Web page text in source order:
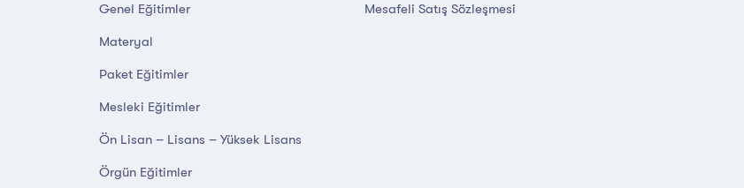
Genel Eğitimler
Materyal
Paket Eğitimler
Mesleki Eğitimler
Ön Lisan – Lisans – Yüksek Lisans
Örgün Eğitimler
Mesafeli Satış Sözleşmesi